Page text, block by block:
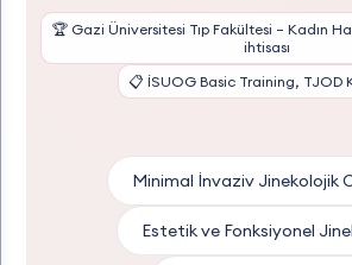
🏆 Gazi Üniversitesi Tıp Fakültesi – Kadın
ihtisası
📋 İSUOG Basic Training, TJOD
Minimal İnvaziv Jinekolojik
Estetik ve Fonksiyonel